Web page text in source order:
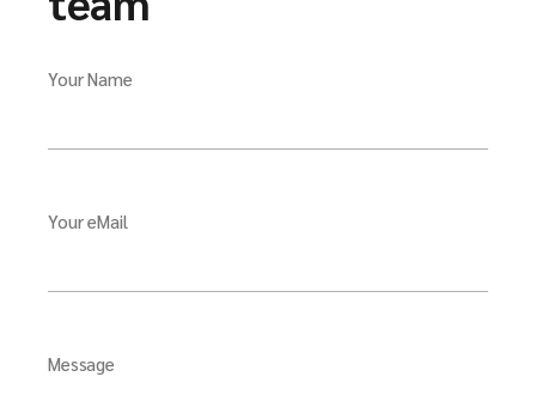
Your Name
Your eMail
Message